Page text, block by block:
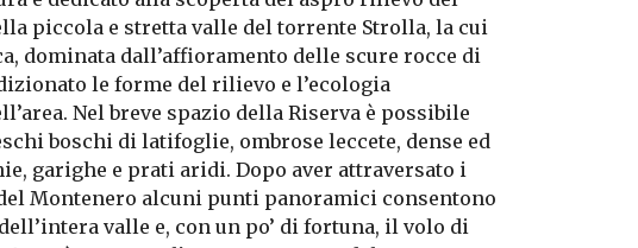
piccola e stretta valle del torrente Strolla, la cui
dominata dall’affioramento delle scure rocce di
le forme del rilievo e l’ecologia
Nel breve spazio della Riserva è possibile
boschi di latifoglie, ombrose leccete, dense ed
garighe e prati aridi. Dopo aver attraversato i
Montenero alcuni punti panoramici consentono
valle e, con un po’ di fortuna, il volo di